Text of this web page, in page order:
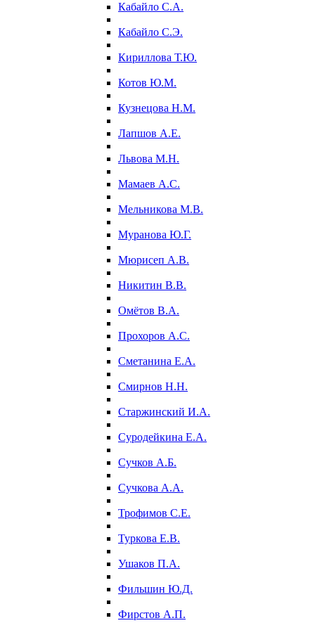
Кабайло С.А.
Кабайло С.Э.
Кириллова Т.Ю.
Котов Ю.М.
Кузнецова Н.М.
Лапшов А.Е.
Львова М.Н.
Мамаев А.С.
Мельникова М.В.
Муранова Ю.Г.
Мюрисеп А.В.
Никитин В.В.
Омётов В.А.
Прохоров А.С.
Сметанина Е.А.
Смирнов Н.Н.
Старжинский И.А.
Суродейкина Е.А.
Сучков А.Б.
Сучкова А.А.
Трофимов С.Е.
Туркова Е.В.
Ушаков П.А.
Фильшин Ю.Д.
Фирстов А.П.